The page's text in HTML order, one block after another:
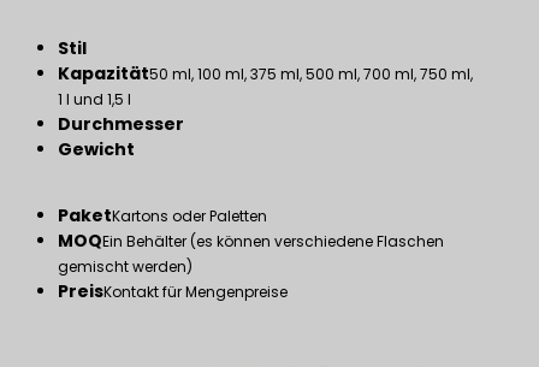
Stil
Kapazität50 ml, 100 ml, 375 ml, 500 ml, 700 ml, 750 ml,
1 l und 1,5 l
Durchmesser
Gewicht
PaketKartons oder Paletten
MOQEin Behälter (es können verschiedene Flaschen
gemischt werden)
PreisKontakt für Mengenpreise